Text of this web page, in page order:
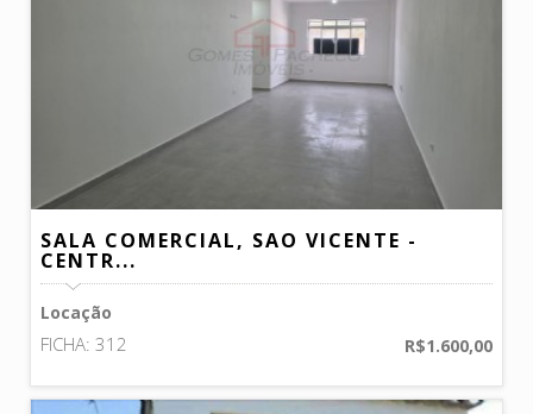
SALA COMERCIAL, SAO VICENTE -
CENTR...
Locação
R$1.600,00
FICHA: 312